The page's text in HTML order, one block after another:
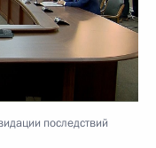
последствий